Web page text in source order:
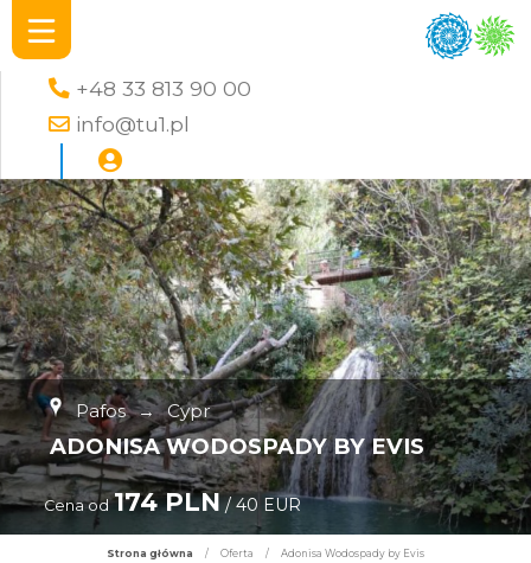
+48 33 813 90 00
info@tu1.pl
Pafos → Cypr
ADONISA WODOSPADY BY EVIS
Cena od 174 PLN/ 40 EUR
Strona główna / Oferta / Adonisa Wodospady by Evis